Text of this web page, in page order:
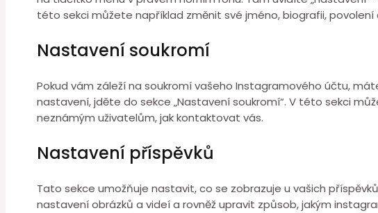
této sekci můžete například změnit své jméno, biografii,
Nastavení soukromí
Pokud vám záleží na soukromí vašeho Instagramového účtu,
nastavení, jděte do sekce „Nastavení soukromí“. V této sekci
neznámým uživatelům, jak kontaktovat vás.
Nastavení příspěvků
Tato sekce umožňuje nastavit, co se zobrazuje u vašich
nastavení obrázků a videí a rovněž upravit způsob, jakým